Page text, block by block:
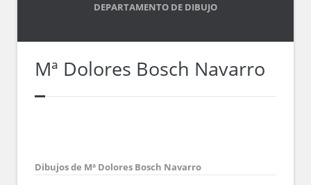
DEPARTAMENTO DE DIBUJO
Mª Dolores Bosch Navarro
Dibujos de Mª Dolores Bosch Navarro